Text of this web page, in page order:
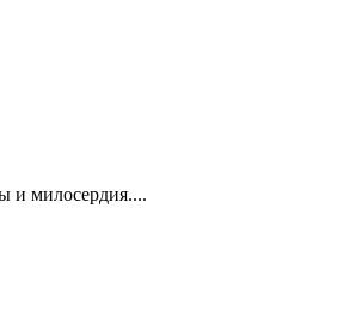
и милосердия....